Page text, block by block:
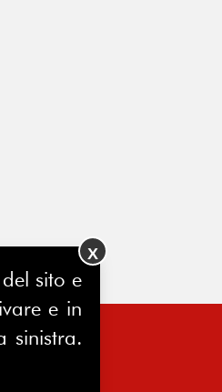
sito e
e in
sinistra.
X